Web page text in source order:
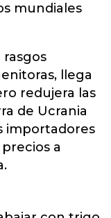
mundiales
llega
redujera las
de Ucrania
importadores
a